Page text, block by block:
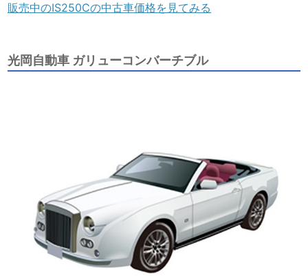
販売中のIS250Cの中古車価格を見てみる
光岡自動車 ガリューコンバーチブル